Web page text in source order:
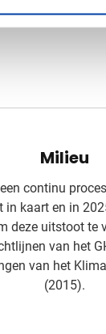
Milieu
continu
in kaart en in
deze uitstoot te
van het
van het
(2015).